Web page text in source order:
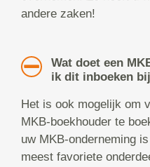
andere zaken!
Wat doet een
ik dit inboeken
Het is ook mogelijk om
MKB-boekhouder te
uw MKB-onderneming
meest favoriete